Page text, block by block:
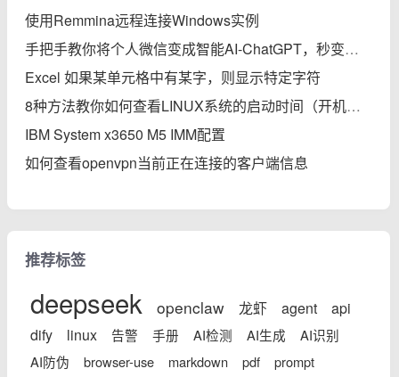
使用Remmina远程连接Windows实例
手把手教你将个人微信变成智能AI-ChatGPT，秒变专家
Excel 如果某单元格中有某字，则显示特定字符
8种方法教你如何查看LINUX系统的启动时间（开机后的运行时间）
IBM System x3650 M5 IMM配置
如何查看openvpn当前正在连接的客户端信息
推荐标签
deepseek openclaw 龙虾 agent
api
dify
linux 告警 手册 AI检测 AI生成
AI识别
AI防伪
browser-use markdown pdf
prompt